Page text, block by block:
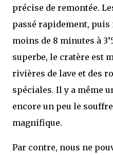
précise de remontée.
passé rapidement, puis
moins de 8 minutes à
superbe, le cratère est
rivières de lave et des
spéciales. Il y a même
encore un peu le
magnifique.
Par contre, nous ne